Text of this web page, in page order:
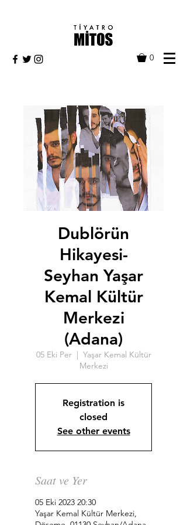
0
Dublörün
Hikayesi-
Seyhan Yaşar
Kemal Kültür
Merkezi
(Adana)
05 Eki Per
  |
Yaşar Kemal Kültür
Merkezi
Registration is
closed
See other events
Saat ve Yer
05 Eki 2023 20:30
Yaşar Kemal Kültür Merkezi,